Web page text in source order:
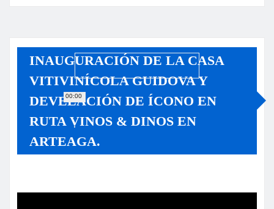
00:00
INAUGURACIÓN DE LA CASA
VITIVINÍCOLA GUIDOVA Y
DEVELACIÓN DE ÍCONO EN
RUTA VINOS & DINOS EN
ARTEAGA.